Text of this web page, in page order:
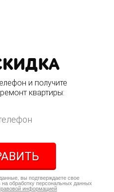
и получите
квартиры:
вы подтверждаете свое
обработку персональных данных
информацией